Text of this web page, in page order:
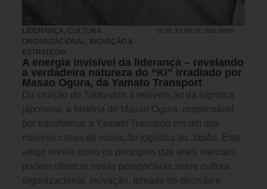
LIDERANÇA, CULTURA
ORGANIZACIONAL,
INOVAÇÃO &
ESTRATÉGIA
14 DE JULHO DE 2026 18H00
A energia invisível da liderança – revelando
a verdadeira natureza do “Ki” irradiado por
Masao Ogura, da Yamato Transport
Da criação do Takkyubin à reinvenção da logística
japonesa, a história de Masao Ogura, responsável
por transformar a Yamato Transport em um dos
maiores cases de inovação logística do Japão. Este
artigo revela como os princípios das artes marciais
podem oferecer novas perspectivas sobre cultura
organizacional, inovação, tomada de decisão e